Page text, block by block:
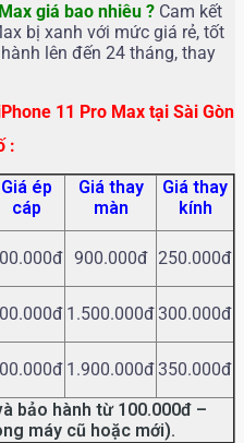
giá bao nhiêu ? Cam kết
bị xanh với mức giá rẻ, tốt
lên đến 24 tháng, thay
11 Pro Max tại Sài Gòn
:
Giá ép
cáp
Giá thay
màn
Giá thay
kính
900.000đ 250.000đ
1.500.000đ300.000đ
1.900.000đ350.000đ
bảo hành từ 100.000đ –
máy cũ hoặc mới).